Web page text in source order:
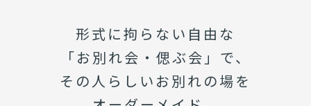
形式に拘らない自由な
「お別れ会・偲ぶ会」で、
その人らしいお別れの場を